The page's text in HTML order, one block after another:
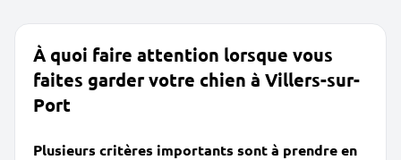
À quoi faire attention lorsque vous
faites garder votre chien à Villers-sur-
Port
Plusieurs critères importants sont à prendre en